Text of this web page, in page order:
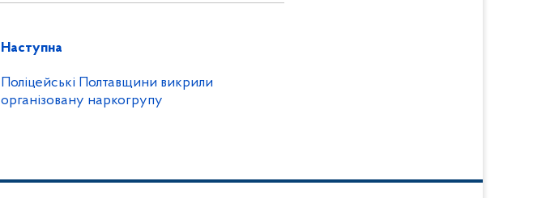
Наступна
Поліцейські Полтавщини викрили
організовану наркогрупу